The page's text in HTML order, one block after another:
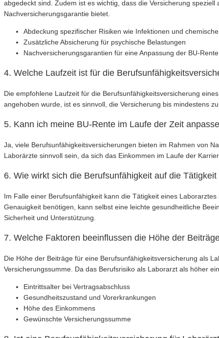
abgedeckt sind. Zudem ist es wichtig, dass die Versicherung
Nachversicherungsgarantie bietet.
Abdeckung spezifischer Risiken wie Infektionen und
Zusätzliche Absicherung für psychische Belastungen
Nachversicherungsgarantien für eine Anpassung der BU-Rente
4. Welche Laufzeit ist für die
Die empfohlene Laufzeit für die Berufsunfähigkeitsversicherung
angehoben wurde, ist es sinnvoll, die Versicherung bis mindestens
5. Kann ich meine BU-Rente im Laufe der Zeit
Ja, viele Berufsunfähigkeitsversicherungen bieten im Rahmen von
Laborärzte sinnvoll sein, da sich das Einkommen im Laufe der
6. Wie wirkt sich die Berufsunfähigkeit auf die
Im Falle einer Berufsunfähigkeit kann die Tätigkeit eines
Genauigkeit benötigen, kann selbst eine leichte gesundheitliche
Sicherheit und Unterstützung.
7. Welche Faktoren beeinflussen die Höhe der
Die Höhe der Beiträge für eine Berufsunfähigkeitsversicherung als
Versicherungssumme. Da das Berufsrisiko als Laborarzt als höher
Eintrittsalter bei Vertragsabschluss
Gesundheitszustand und Vorerkrankungen
Höhe des Einkommens
Gewünschte Versicherungssumme